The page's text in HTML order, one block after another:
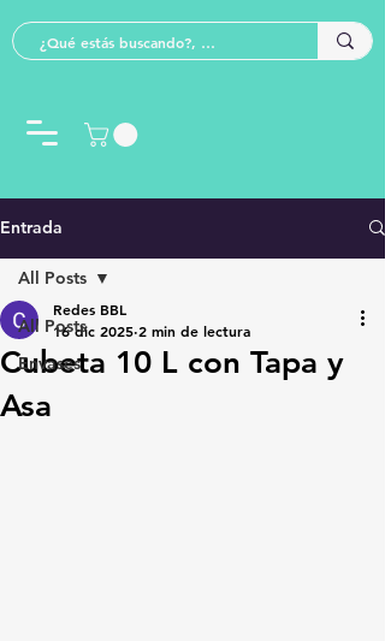
Entrada
All Posts
Envases
All Posts
Cubeta 10 L con Tapa y
Asa
Redes BBL
16 dic 2025 2 min de lectura